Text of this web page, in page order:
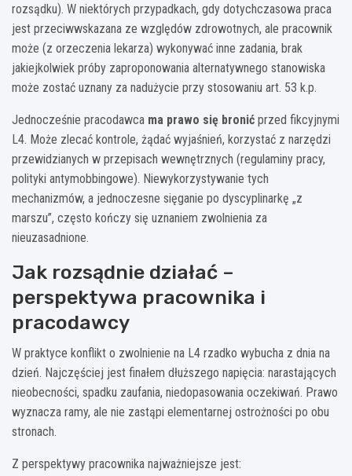
rozsądku). W niektórych przypadkach, gdy dotychczasowa praca
jest przeciwwskazana ze względów zdrowotnych, ale pracownik
może (z orzeczenia lekarza) wykonywać inne zadania, brak
jakiejkolwiek próby zaproponowania alternatywnego stanowiska
może zostać uznany za nadużycie przy stosowaniu art. 53 k.p.
Jednocześnie pracodawca ma prawo się bronić przed fikcyjnymi
L4. Może zlecać kontrole, żądać wyjaśnień, korzystać z narzędzi
przewidzianych w przepisach wewnętrznych (regulaminy pracy,
polityki antymobbingowe). Niewykorzystywanie tych
mechanizmów, a jednoczesne sięganie po dyscyplinarkę „z
marszu”, często kończy się uznaniem zwolnienia za
nieuzasadnione.
Jak rozsądnie działać –
perspektywa pracownika i
pracodawcy
W praktyce konflikt o zwolnienie na L4 rzadko wybucha z dnia na
dzień. Najczęściej jest finałem dłuższego napięcia: narastających
nieobecności, spadku zaufania, niedopasowania oczekiwań. Prawo
wyznacza ramy, ale nie zastąpi elementarnej ostrożności po obu
stronach.
Z perspektywy pracownika najważniejsze jest: